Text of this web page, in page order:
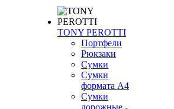
TONY PEROTTI
Портфели
Рюкзаки
Сумки
Сумки
формата А4
Сумки
дорожные -